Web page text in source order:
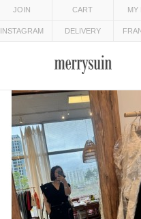
JOIN CART MY
INSTAGRAM DELIVERY